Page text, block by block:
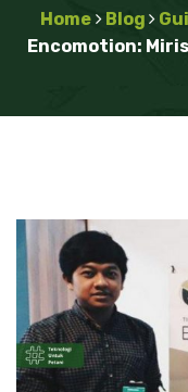
Home Blog
Encomotion: